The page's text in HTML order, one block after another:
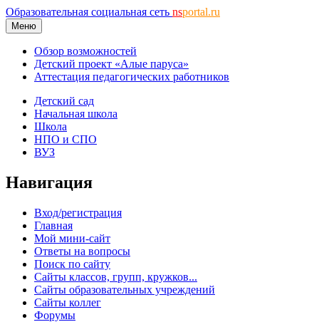
Образовательная социальная сеть nsportal.ru
Меню
Обзор возможностей
Детский проект «Алые паруса»
Аттестация педагогических работников
Детский сад
Начальная школа
Школа
НПО и СПО
ВУЗ
Навигация
Вход/регистрация
Главная
Мой мини-сайт
Ответы на вопросы
Поиск по сайту
Сайты классов, групп, кружков...
Сайты образовательных учреждений
Сайты коллег
Форумы